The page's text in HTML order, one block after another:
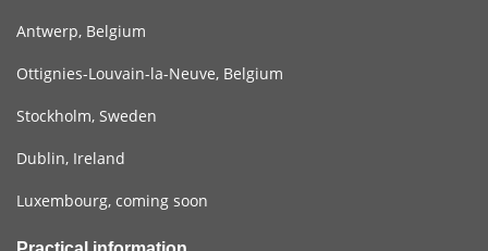
Antwerp, Belgium
Ottignies-Louvain-la-Neuve, Belgium
Stockholm, Sweden
Dublin, Ireland
Luxembourg, coming soon